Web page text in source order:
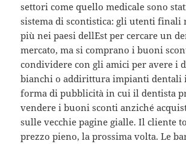
settori come quello medicale sono
sistema di scontistica: gli utenti finali
più nei paesi dell´Est per cercare un
mercato, ma si comprano i buoni
condividere con gli amici per avere i
bianchi o addirittura impianti dentali
forma di pubblicità in cui il dentista
vendere i buoni sconti anziché
sulle vecchie pagine gialle. Il cliente
prezzo pieno, la prossima volta. Le